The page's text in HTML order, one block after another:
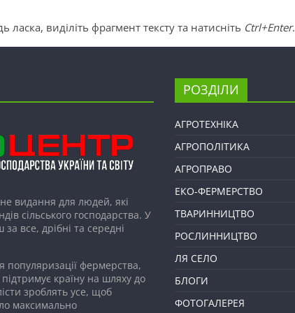
виділіть фрагмент тексту та натисніть Ctrl+Enter.
видання для людей, які
сільського господарства. У
все, дрібні та середні
популяризації фермерства,
країну на шляху до
зроблять усе, щоб
максимально
РОЗДІЛИ
АГРОТЕХНІКА
АГРОПОЛІТИКА
АГРОПРАВО
ЕКО-ФЕРМЕРСТВО
ТВАРИННИЦТВО
РОСЛИННИЦТВО
ЛЯ СЕЛО
БЛОГИ
ФОТОГАЛЕРЕЯ